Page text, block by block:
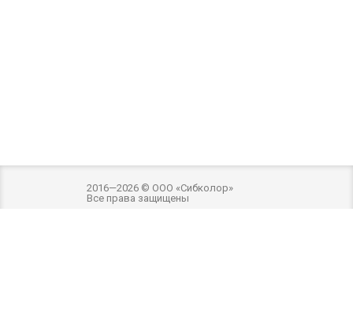
2016—2026 © ООО «Сибколор»
Все права защищены